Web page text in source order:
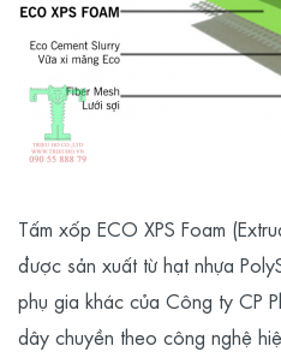
Tấm xốp ECO XPS Foam
được sản xuất từ hạt nhựa
phụ gia khác của Công ty CP
dây chuyền theo công nghệ